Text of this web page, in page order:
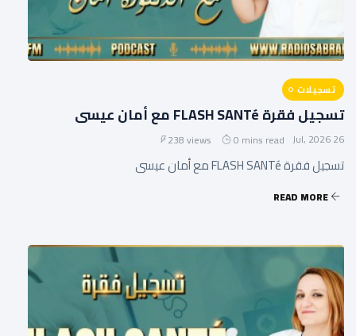
تسجيلات
تسجيل فقرة FLASH SANTé مع أمان عيسى
26 Jul, 2026
0 mins read
238 views
تسجيل فقرة FLASH SANTé مع أمان عيسى
READ MORE